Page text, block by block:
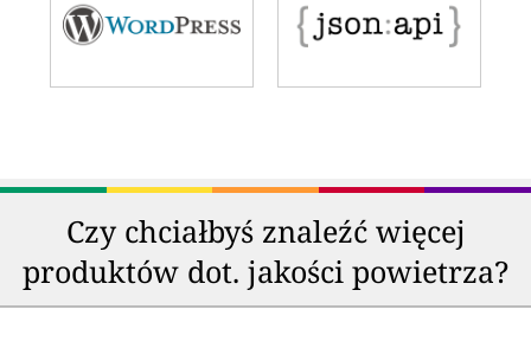
Czy chciałbyś znaleźć więcej
produktów dot. jakości powietrza?